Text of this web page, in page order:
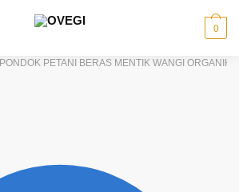
0
PONDOK PETANI BERAS MENTIK WANGI ORGANIK